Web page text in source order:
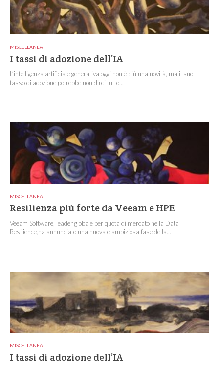
MISCELLANEA
I tassi di adozione dell’IA
L’intelligenza artificiale generativa oggi non è più una novità, ma il suo
tasso di adozione potrebbe non dirci tutto...
MISCELLANEA
Resilienza più forte da Veeam e HPE
Veeam Software, leader globale per quota di mercato nella Data
Resilience,ha annunciato una nuova e ambiziosa fase della...
MISCELLANEA
I tassi di adozione dell’IA